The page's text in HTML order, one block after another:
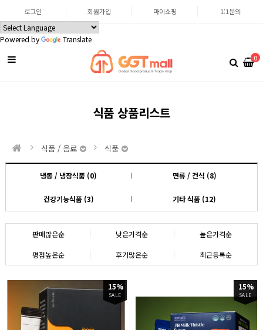
Powered by Translate
로그인 회원가입 마이쇼핑 1:1문의
0
식품 상품리스트
식품 / 음료 식품
냉동 / 냉장식품 (0) 면류 / 건식 (8)
건강기능식품 (3) 기타 식품 (12)
판매많은순 낮은가격순 높은가격순
평점높은순 후기많은순 최근등록순
15%
SALE
15%
SALE